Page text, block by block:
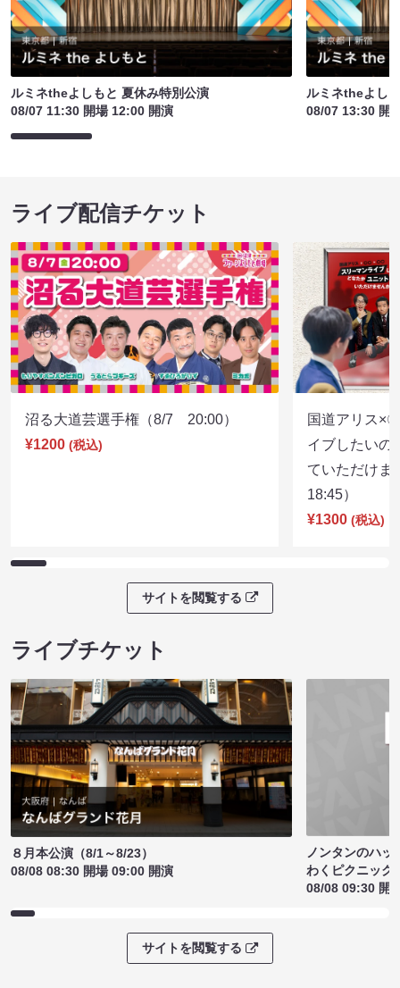
ルミネtheよしもと 夏休み特別公演
08/07 11:30 開場 12:00 開演
ルミネtheよし
08/07 13:30 開
ライブ配信チケット
沼る大道芸選手権（8/7 20:00）
¥1200 (税込)
国道アリス×
イブしたいの
ていただけ
18:45）
¥1300 (税込)
サイトを閲覧する
ライブチケット
８月本公演（8/1～8/23）
08/08 08:30 開場 09:00 開演
ノンタンのハッ
わくピクニック
08/08 09:30 開
サイトを閲覧する